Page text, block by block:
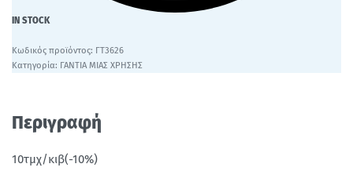
IN STOCK
ΓΤ3626
Κατηγορία: ΓΑΝΤΙΑ ΜΙΑΣ ΧΡΗΣΗΣ
Περιγραφή
10τμχ/κιβ(-10%)